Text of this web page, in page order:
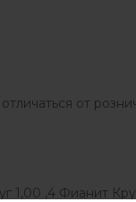
от
1,00 ,4 Фианит